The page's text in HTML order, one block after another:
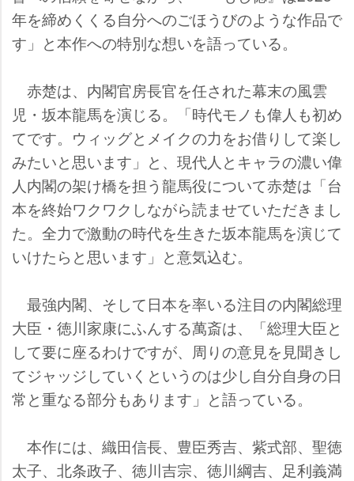
年を締めくくる自分へのごほうびのような作品で
す」と本作への特別な想いを語っている。
赤楚は、内閣官房長官を任された幕末の風雲
児・坂本龍馬を演じる。「時代モノも偉人も初め
てです。ウィッグとメイクの力をお借りして楽し
みたいと思います」と、現代人とキャラの濃い偉
人内閣の架け橋を担う龍馬役について赤楚は「台
本を終始ワクワクしながら読ませていただきまし
た。全力で激動の時代を生きた坂本龍馬を演じて
いけたらと思います」と意気込む。
最強内閣、そして日本を率いる注目の内閣総理
大臣・徳川家康にふんする萬斎は、「総理大臣と
して要に座るわけですが、周りの意見を見聞きし
てジャッジしていくというのは少し自分自身の日
常と重なる部分もあります」と語っている。
本作には、織田信長、豊臣秀吉、紫式部、聖徳
太子、北条政子、徳川吉宗、徳川綱吉、足利義満